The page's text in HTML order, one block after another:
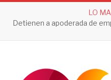
LO